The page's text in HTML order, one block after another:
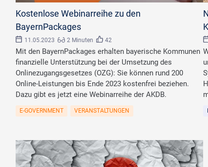
Kostenlose Webinarreihe zu den
BayernPackages
11.05.2023 2 Minuten 42
Mit den BayernPackages erhalten bayerische Kommunen
finanzielle Unterstützung bei der Umsetzung des
Onlinezugangsgesetzes (OZG): Sie können rund 200
Online-Leistungen bis Ende 2023 kostenfrei beziehen.
Dazu gibt es jetzt eine Webinarreihe der AKDB.
E-GOVERNMENT VERANSTALTUNGEN